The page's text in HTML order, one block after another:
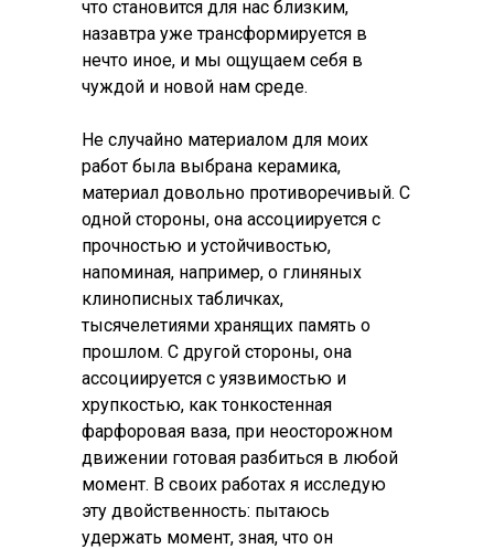
что становится для нас близким,
назавтра уже трансформируется в
нечто иное, и мы ощущаем себя в
чуждой и новой нам среде.
Не случайно материалом для моих
работ была выбрана керамика,
материал довольно противоречивый. С
одной стороны, она ассоциируется с
прочностью и устойчивостью,
напоминая, например, о глиняных
клинописных табличках,
тысячелетиями хранящих память о
прошлом. С другой стороны, она
ассоциируется с уязвимостью и
хрупкостью, как тонкостенная
фарфоровая ваза, при неосторожном
движении готовая разбиться в любой
момент. В своих работах я исследую
эту двойственность: пытаюсь
удержать момент, зная, что он